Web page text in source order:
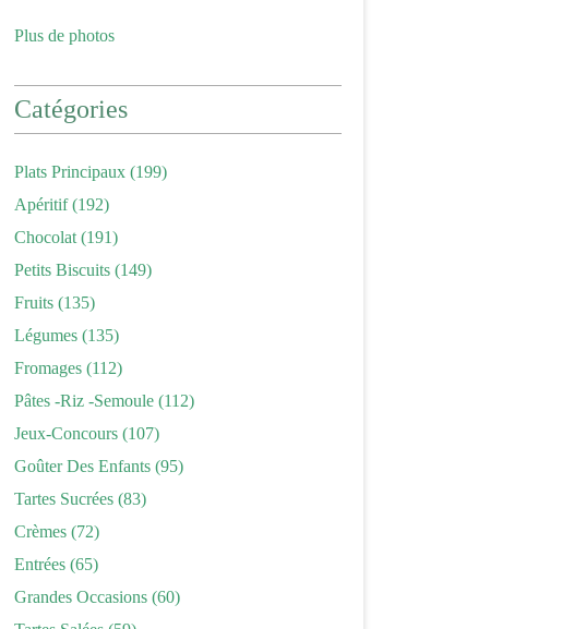
Plus de photos
Catégories
Plats Principaux (199)
Apéritif(192)
Chocolat (191)
Petits Biscuits (149)
Fruits (135)
Légumes (135)
Fromages (112)
Pâtes -riz -semoule (112)
Jeux-Concours (107)
Goûter Des Enfants (95)
Tartes Sucrées (83)
Crèmes (72)
Entrées (65)
Grandes Occasions (60)